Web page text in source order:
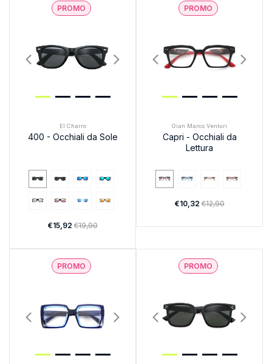
PROMO
El Charro
400 - Occhiali da Sole
€15,92€19,90
PROMO
Gian Marco Venturi
Capri - Occhiali da
Lettura
€10,32€12,90
PROMO PROMO